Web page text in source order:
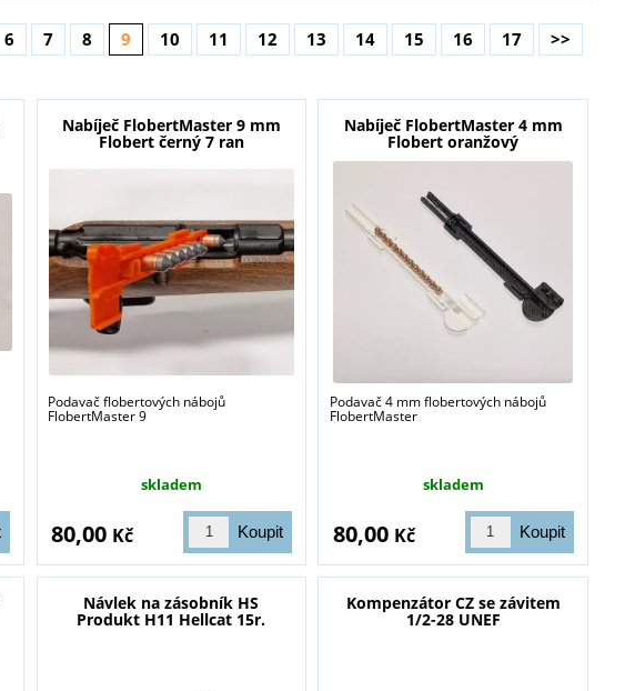
6 7 8 9 10 11 12 13 14 15 16 17 >>
Nabíječ FlobertMaster 9 mm
Flobert černý 7 ran
Podavač flobertových nábojů
FlobertMaster 9
skladem
80,00 Kč
Nabíječ FlobertMaster 4 mm
Flobert oranžový
Podavač 4 mm flobertových nábojů
FlobertMaster
skladem
80,00 Kč
Návlek na zásobník HS
Produkt H11 Hellcat 15r.
Kompenzátor CZ se závitem
1/2-28 UNEF